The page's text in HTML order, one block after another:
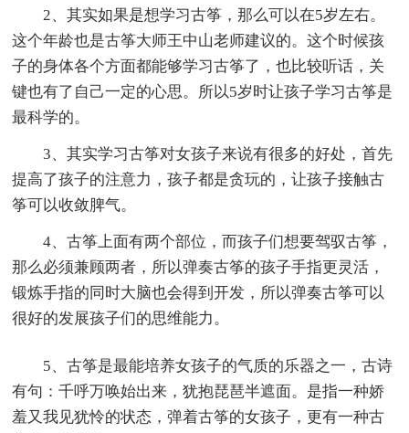
2、其实如果是想学习古筝，那么可以在5岁左右。
这个年龄也是古筝大师王中山老师建议的。这个时候孩
子的身体各个方面都能够学习古筝了，也比较听话，关
键也有了自己一定的心思。所以5岁时让孩子学习古筝是
最科学的。
3、其实学习古筝对女孩子来说有很多的好处，首先
提高了孩子的注意力，孩子都是贪玩的，让孩子接触古
筝可以收敛脾气。
4、古筝上面有两个部位，而孩子们想要驾驭古筝，
那么必须兼顾两者，所以弹奏古筝的孩子手指更灵活，
锻炼手指的同时大脑也会得到开发，所以弹奏古筝可以
很好的发展孩子们的思维能力。
5、古筝是最能培养女孩子的气质的乐器之一，古诗
有句：千呼万唤始出来，犹抱琵琶半遮面。是指一种娇
羞又我见犹怜的状态，弹着古筝的女孩子，更有一种古